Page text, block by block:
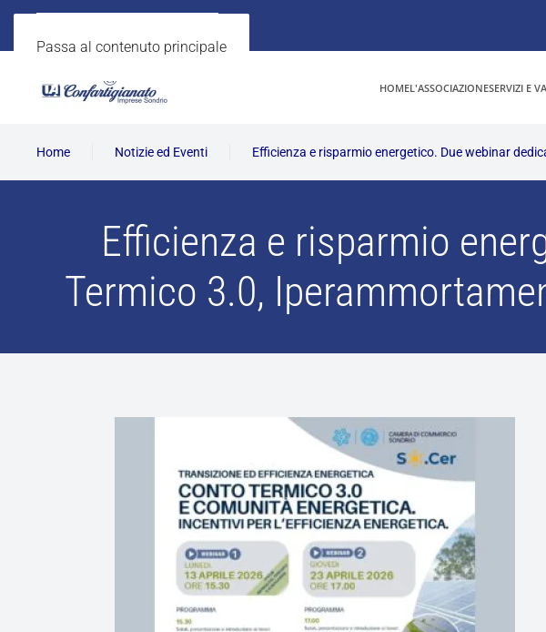
Passa al contenuto principale
HOMEL'ASSOCIAZIONESERVIZI E
Home Notizie ed Eventi Efficienza e risparmio energetico. Due webinar
Efficienza e risparmio
Termico 3.0,